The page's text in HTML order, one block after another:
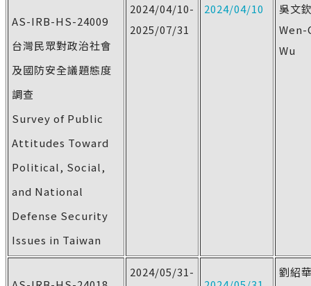
AS-IRB-HS-24009
台灣民眾對政治社會
及國防安全議題態度
調查
Survey of Public
Attitudes Toward
Political, Social,
and National
Defense Security
Issues in Taiwan
2024/04/10-
2025/07/31
2024/04/10
吳文
Wen-
Wu
2024/05/31-
劉紹